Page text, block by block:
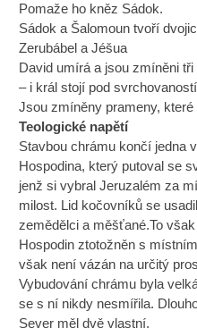
Pomaže ho kněz Sádok.
Sádok a Šalomoun tvoří
Zerubábel a Jéšua
David umírá a jsou zmíněni
– i král stojí pod
Jsou zmíněny prameny,
Teologické napětí
Stavbou chrámu končí jedna
Hospodina, který putoval se
jenž si vybral Jeruzalém za
milost. Lid kočovníků se
zemědělci a měšťané.To
Hospodin ztotožněn s
však není vázán na určitý
Vybudování chrámu byla
se s ní nikdy nesmířila.
Sever měl dvě vlastní.